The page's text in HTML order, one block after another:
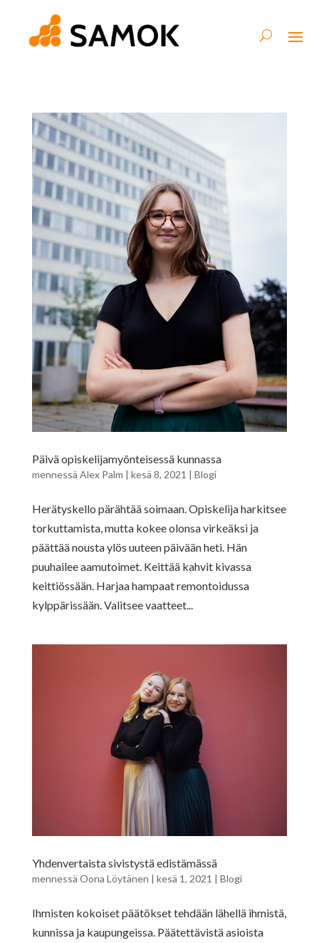
Päivä opiskelijamyönteisessä kunnassa
mennessä Alex Palm | kesä 8, 2021 | Blogi
Herätyskello pärähtää soimaan. Opiskelija harkitsee
torkuttamista, mutta kokee olonsa virkeäksi ja
päättää nousta ylös uuteen päivään heti. Hän
puuhailee aamutoimet. Keittää kahvit kivassa
keittiössään. Harjaa hampaat remontoidussa
kylppärissään. Valitsee vaatteet...
Yhdenvertaista sivistystä edistämässä
mennessä Oona Löytänen | kesä 1, 2021 | Blogi
Ihmisten kokoiset päätökset tehdään lähellä ihmistä,
kunnissa ja kaupungeissa. Päätettävistä asioista